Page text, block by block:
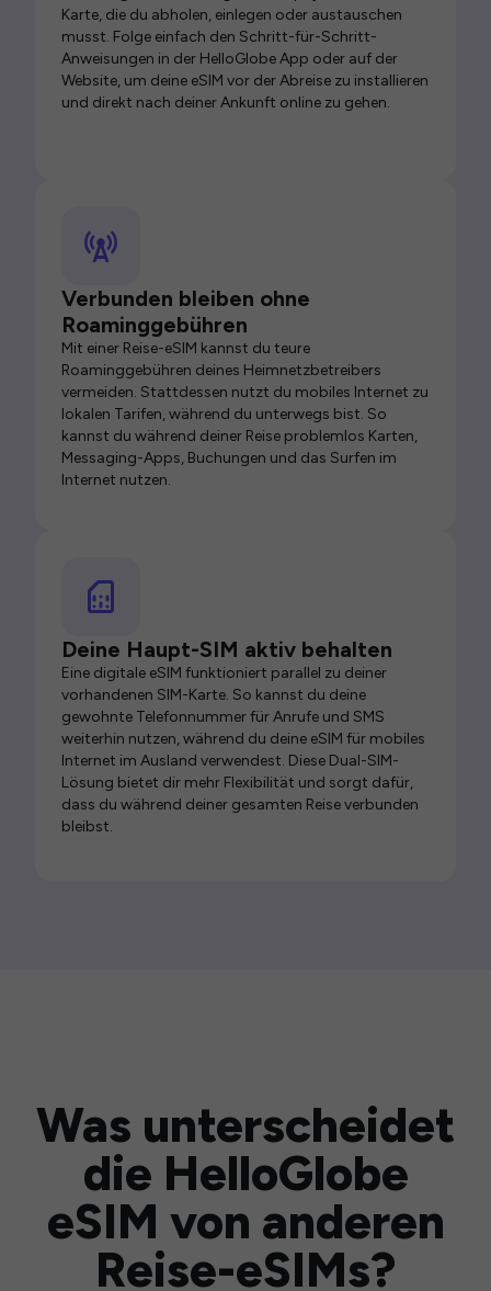
Karte, die du abholen, einlegen oder austauschen
musst. Folge einfach den Schritt-für-Schritt-
Anweisungen in der HelloGlobe App oder auf der
Website, um deine eSIM vor der Abreise zu installieren
und direkt nach deiner Ankunft online zu gehen.
Verbunden bleiben ohne
Roaminggebühren
Mit einer Reise-eSIM kannst du teure
Roaminggebühren deines Heimnetzbetreibers
vermeiden. Stattdessen nutzt du mobiles Internet zu
lokalen Tarifen, während du unterwegs bist. So
kannst du während deiner Reise problemlos Karten,
Messaging-Apps, Buchungen und das Surfen im
Internet nutzen.
Deine Haupt-SIM aktiv behalten
Eine digitale eSIM funktioniert parallel zu deiner
vorhandenen SIM-Karte. So kannst du deine
gewohnte Telefonnummer für Anrufe und SMS
weiterhin nutzen, während du deine eSIM für mobiles
Internet im Ausland verwendest. Diese Dual-SIM-
Lösung bietet dir mehr Flexibilität und sorgt dafür,
dass du während deiner gesamten Reise verbunden
bleibst.
Was unterscheidet
die HelloGlobe
eSIM von anderen
Reise-eSIMs?